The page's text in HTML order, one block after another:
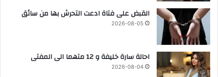
القبض على فتاة ادعت التحرش بها من سائق
2026-08-05
احالة سارة خليفة و 12 متهما الى المفتى
2026-08-04